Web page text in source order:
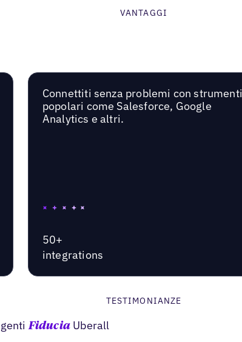
VANTAGGI
Connettiti senza problemi con strumenti
popolari come Salesforce, Google
Analytics e altri.
50+
integrations
TESTIMONIANZE
FiduciaUberall